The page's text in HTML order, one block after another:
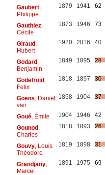
Gaubert,
Philippe
1879 1941 62
Gauthiez,
Cécile
1873 1946 73
Giraud,
Hubert
1920 2016 40
Godard,
Benjamin
1849 1895 28
Godefroid,
Felix
1818 1897 30
Goens , Daniël
van
1858 1904 37
Goué, Émile 1904 1946
42
Gounod,
Charles
1818 1893 26
Gouvy, Louis
Théodore
1819 1898 31
Grandjany,
Marcel
1891 1975 69